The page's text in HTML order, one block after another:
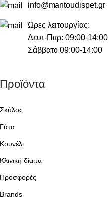
info@mantoudispet.gr
Ώρες λειτουργίας:
Δευτ-Παρ: 09:00-
Σάββατο 09:00-14:00
Προϊόντα
Σκύλος
Γάτα
Κουνέλι
Κλινική δίαιτα
Προσφορές
Brands